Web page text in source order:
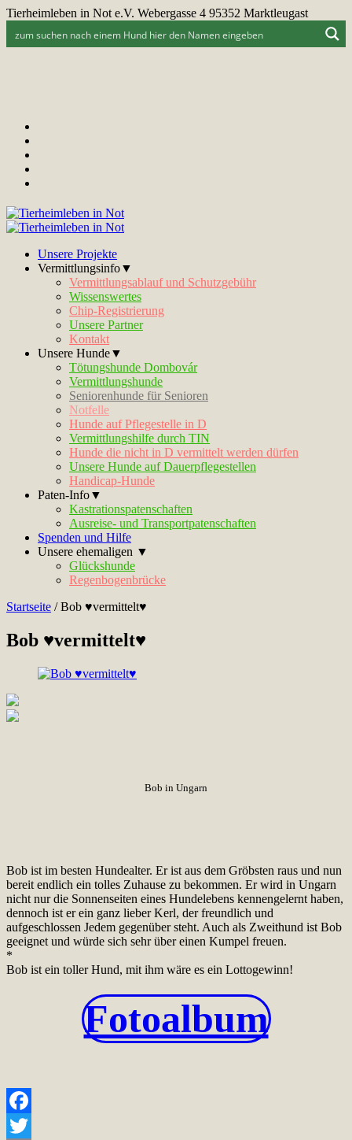
Tierheimleben in Not e.V. Webergasse 4 95352 Marktleugast
Unsere Projekte
Vermittlungsinfo▼
Vermittlungsablauf und Schutzgebühr
Wissenswertes
Chip-Registrierung
Unsere Partner
Kontakt
Unsere Hunde▼
Tötungshunde Dombovár
Vermittlungshunde
Seniorenhunde für Senioren
Notfelle
Hunde auf Pflegestelle in D
Vermittlungshilfe durch TIN
Hunde die nicht in D vermittelt werden dürfen
Unsere Hunde auf Dauerpflegestellen
Handicap-Hunde
Paten-Info▼
Kastrationspatenschaften
Ausreise- und Transportpatenschaften
Spenden und Hilfe
Unsere ehemaligen ▼
Glückshunde
Regenbogenbrücke
Startseite /Bob ♥vermittelt♥
Bob ♥vermittelt♥
Bob in Ungarn
Bob ist im besten Hundealter. Er ist aus dem Gröbsten raus und nun
bereit endlich ein tolles Zuhause zu bekommen. Er wird in Ungarn
nicht nur die Sonnenseiten eines Hundelebens kennengelernt haben,
dennoch ist er ein ganz lieber Kerl, der freundlich und
aufgeschlossen Jedem gegenüber steht. Auch als Zweithund ist Bob
geeignet und würde sich sehr über einen Kumpel freuen.
*
Bob ist ein toller Hund, mit ihm wäre es ein Lottogewinn!
Fotoalbum
Facebook